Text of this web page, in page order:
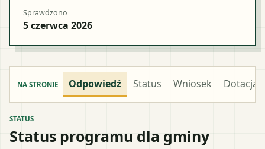
Sprawdzono
5 czerwca 2026
NA STRONIE Odpowiedź Status Wniosek Dotacja
STATUS
Status programu dla gminy